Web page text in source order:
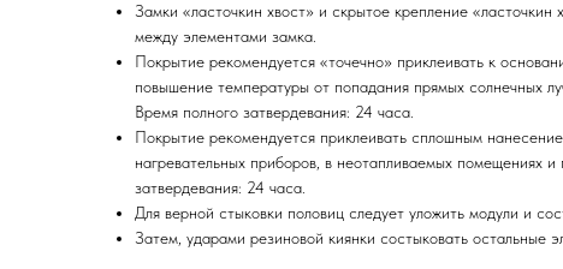
Замки «ласточкин хвост» и скрытое крепление
между элементами замка.
Покрытие рекомендуется «точечно» приклеивать к
повышение температуры от попадания прямых солнечных
Время полного затвердевания: 24 часа.
Покрытие рекомендуется приклеивать сплошным
нагревательных приборов, в неотапливаемых
затвердевания: 24 часа.
Для верной стыковки половиц следует уложить модули и
Затем, ударами резиновой киянки состыковать остальные